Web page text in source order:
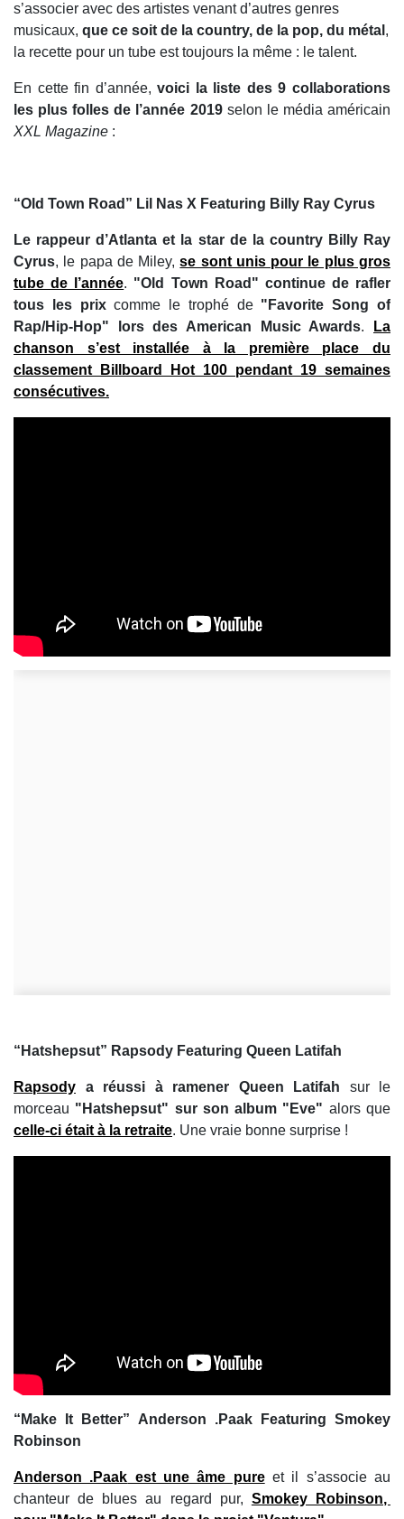
s’associer avec des artistes venant d’autres genres
musicaux, que ce soit de la country, de la pop, du métal ,
la recette pour un tube est toujours la même : le talent.
En cette fin d’année, voici la liste des 9 collaborations
les plus folles de l’année 2019 selon le média américain
XXL Magazine :
“Old Town Road” Lil Nas X Featuring Billy Ray Cyrus
Le rappeur d’Atlanta et la star de la country Billy Ray
Cyrus, le papa de Miley,se sont unis pour le plus gros
tube de l’année. "Old Town Road" continue de rafler
tous les prixcomme le trophé de"Favorite Song of
Rap/Hip-Hop" lors des American Music Awards.
La
chanson s’est installée à la première place du
classement Billboard Hot 100 pendant 19 semaines
consécutives.
“Hatshepsut” Rapsody Featuring Queen Latifah
Rapsody a réussi à ramener Queen Latifah sur le
morceau "Hatshepsut" sur son album "Eve" alors que
celle-ci était à la retraite. Une vraie bonne surprise !
“Make It Better” Anderson .Paak Featuring Smokey
Robinson
Anderson .Paak est une âme pureet il s’associe au
chanteur de blues au regard pur, Smokey Robinson,